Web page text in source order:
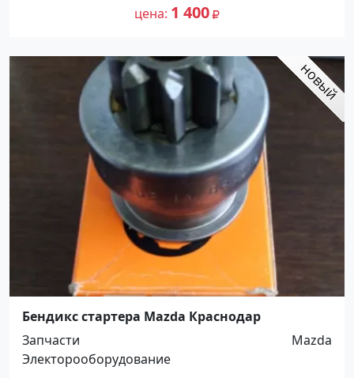
цена 1 400
Бендикс стартера Mazda Краснодар
Запчасти
Mazda
Электорооборудование